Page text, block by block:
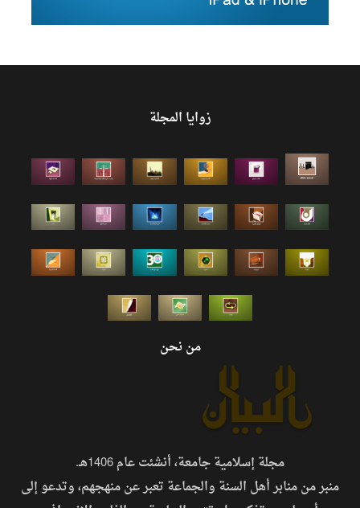
زوايا المجلة
من نحن
مجلة إسلامية جامعة، أنشئت عام 1406هـ.
منبر من منابر أهل السنة والجماعة تعبر عن منهجهم، وتدعو إلى